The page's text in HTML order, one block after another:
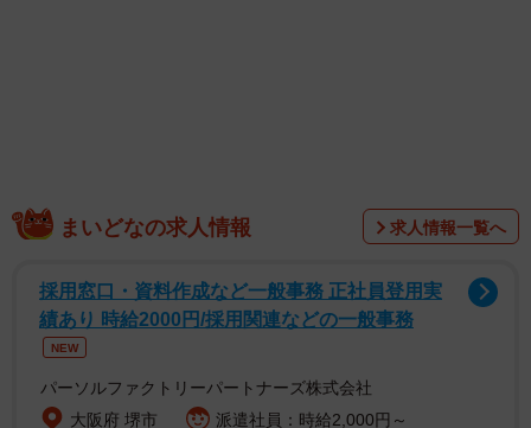
まいどなの求人情報 求人情報一覧へ
採用窓口・資料作成など一般事務 正社員登用実
績あり 時給2000円/採用関連などの一般事務
NEW
パーソルファクトリーパートナーズ株式会社
大阪府 堺市
派遣社員：時給2,000円～